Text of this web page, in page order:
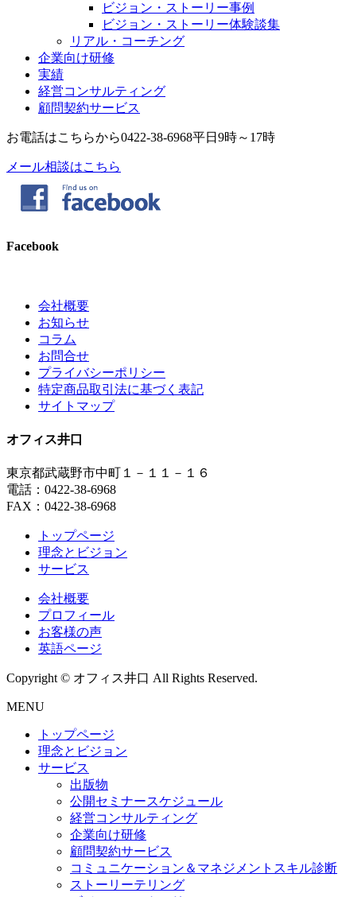
ビジョン・ストーリー事例
ビジョン・ストーリー体験談集
リアル・コーチング
企業向け研修
実績
経営コンサルティング
顧問契約サービス
お電話はこちらから0422-38-6968平日9時～17時
メール相談はこちら
Facebook
会社概要
お知らせ
コラム
お問合せ
プライバシーポリシー
特定商品取引法に基づく表記
サイトマップ
オフィス井口
東京都武蔵野市中町１－１１－１６
電話：0422-38-6968
FAX：0422-38-6968
トップページ
理念とビジョン
サービス
会社概要
プロフィール
お客様の声
英語ページ
Copyright © オフィス井口 All Rights Reserved.
MENU
トップページ
理念とビジョン
サービス
出版物
公開セミナースケジュール
経営コンサルティング
企業向け研修
顧問契約サービス
コミュニケーション＆マネジメントスキル診断
ストーリーテリング